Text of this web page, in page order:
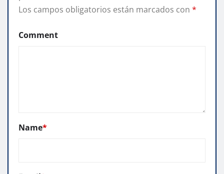
Los campos obligatorios están marcados con *
Comment
Name*